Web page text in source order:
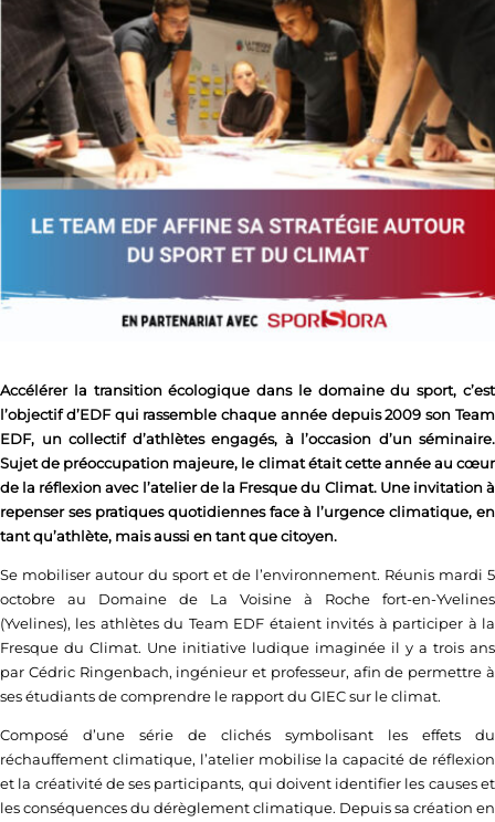
Accélérer la transition écologique dans le domaine du sport, c’est
l’objectif d’EDFqui rassemble chaque année depuis 2009 son Team
EDF, un collectif d’athlètes engagés, à l’occasion d’un séminaire.
Sujet de préoccupation majeure, le climat était cette année au cœur
de la réflexion avec l’atelier de la Fresque du Climat. Une invitation à
repenser ses pratiques quotidiennes face à l’urgence climatique, en
tant qu’athlète, mais aussi en tant que citoyen.
Se mobiliser autour du sport et de l’environnement. Réunis mardi 5
octobre au Domaine de La Voisine à Roche fort-en-Yvelines
(Yvelines), les athlètes du Team EDF étaient invités à participer à la
Fresque du Climat. Une initiative ludique imaginée il y a trois ans
par Cédric Ringenbach, ingénieur et professeur, afin de permettre à
ses étudiants de comprendre le rapport du GIEC sur le climat.
Composé d’une série de clichés symbolisant les effets du
réchauffement climatique, l’atelier mobilise la capacité de réflexion
et la créativité de ses participants, qui doivent identifier les causes et
les conséquences du dérèglement climatique. Depuis sa création en